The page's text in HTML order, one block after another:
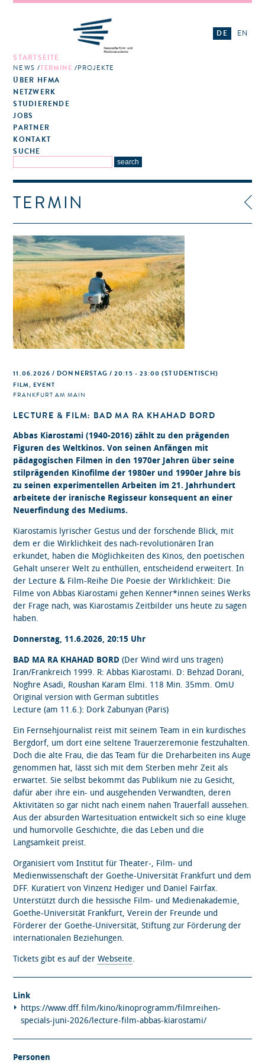
STARTSEITE
NEWS TERMINE PROJEKTE
ÜBER HFMA
NETZWERK
STUDIERENDE
JOBS
PARTNER
KONTAKT
SUCHE
DE EN
TERMIN
11.06.2026 / DONNERSTAG / 20:15 - 23:00 (STUDENTISCH)
FILM, EVENT
FRANKFURT AM MAIN
LECTURE & FILM: BAD MA RA KHAHAD BORD
Abbas Kiarostami (1940-2016) zählt zu den prägenden
Figuren des Weltkinos. Von seinen Anfängen mit
pädagogischen Filmen in den 1970er Jahren über seine
stilprägenden Kinofilme der 1980er und 1990er Jahre bis
zu seinen experimentellen Arbeiten im 21. Jahrhundert
arbeitete der iranische Regisseur konsequent an einer
Neuerfindung des Mediums.
Kiarostamis lyrischer Gestus und der forschende Blick, mit
dem er die Wirklichkeit des nach-revolutionären Iran
erkundet, haben die Möglichkeiten des Kinos, den poetischen
Gehalt unserer Welt zu enthüllen, entscheidend erweitert. In
der Lecture & Film-Reihe Die Poesie der Wirklichkeit: Die
Filme von Abbas Kiarostami gehen Kenner*innen seines Werks
der Frage nach, was Kiarostamis Zeitbilder uns heute zu sagen
haben.
Donnerstag, 11.6.2026, 20:15 Uhr
BAD MA RA KHAHAD BORD (Der Wind wird uns tragen)
Iran/Frankreich 1999. R: Abbas Kiarostami. D: Behzad Dorani,
Noghre Asadi, Roushan Karam Elmi. 118 Min. 35mm. OmU
Original version with German subtitles
Lecture (am 11.6.): Dork Zabunyan (Paris)
Ein Fernsehjournalist reist mit seinem Team in ein kurdisches
Bergdorf, um dort eine seltene Trauerzeremonie festzuhalten.
Doch die alte Frau, die das Team für die Dreharbeiten ins Auge
genommen hat, lässt sich mit dem Sterben mehr Zeit als
erwartet. Sie selbst bekommt das Publikum nie zu Gesicht,
dafür aber ihre ein- und ausgehenden Verwandten, deren
Aktivitäten so gar nicht nach einem nahen Trauerfall aussehen.
Aus der absurden Wartesituation entwickelt sich so eine kluge
und humorvolle Geschichte, die das Leben und die
Langsamkeit preist.
Organisiert vom Institut für Theater-, Film- und
Medienwissenschaft der Goethe-Universität Frankfurt und dem
DFF. Kuratiert von Vinzenz Hediger und Daniel Fairfax.
Unterstützt durch die hessische Film- und Medienakademie,
Goethe-Universität Frankfurt, Verein der Freunde und
Förderer der Goethe-Universität, Stiftung zur Förderung der
internationalen Beziehungen.
Tickets gibt es auf derWebseite.
Link
https://www.dff.film/kino/kinoprogramm/filmreihen-
specials-juni-2026/lecture-film-abbas-kiarostami/
Personen